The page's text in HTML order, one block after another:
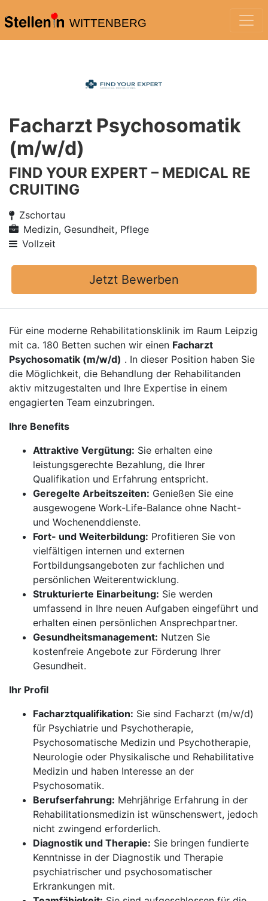
WITTENBERG
Facharzt Psychosomatik
(m/w/d)
FIND YOUR EXPERT – MEDICAL RE
CRUITING
Zschortau
Medizin, Gesundheit, Pflege
Vollzeit
Jetzt Bewerben
Für eine moderne Rehabilitationsklinik im Raum Leipzig
mit ca. 180 Betten suchen wir einen Facharzt
Psychosomatik (m/w/d) . In dieser Position haben Sie
die Möglichkeit, die Behandlung der Rehabilitanden
aktiv mitzugestalten und Ihre Expertise in einem
engagierten Team einzubringen.
Ihre Benefits
Attraktive Vergütung: Sie erhalten eine
leistungsgerechte Bezahlung, die Ihrer
Qualifikation und Erfahrung entspricht.
Geregelte Arbeitszeiten: Genießen Sie eine
ausgewogene Work-Life-Balance ohne Nacht-
und Wochenenddienste.
Fort- und Weiterbildung: Profitieren Sie von
vielfältigen internen und externen
Fortbildungsangeboten zur fachlichen und
persönlichen Weiterentwicklung.
Strukturierte Einarbeitung: Sie werden
umfassend in Ihre neuen Aufgaben eingeführt und
erhalten einen persönlichen Ansprechpartner.
Gesundheitsmanagement: Nutzen Sie
kostenfreie Angebote zur Förderung Ihrer
Gesundheit.
Ihr Profil
Facharztqualifikation: Sie sind Facharzt (m/w/d)
für Psychiatrie und Psychotherapie,
Psychosomatische Medizin und Psychotherapie,
Neurologie oder Physikalische und Rehabilitative
Medizin und haben Interesse an der
Psychosomatik.
Berufserfahrung: Mehrjährige Erfahrung in der
Rehabilitationsmedizin ist wünschenswert, jedoch
nicht zwingend erforderlich.
Diagnostik und Therapie: Sie bringen fundierte
Kenntnisse in der Diagnostik und Therapie
psychiatrischer und psychosomatischer
Erkrankungen mit.